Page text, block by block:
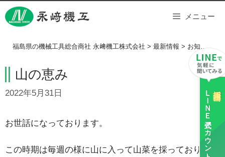
Skip
to
ＬＩＮＥ
公式アカウント
メニュー
福島県の機械工具総合商社 永﨑機工株式会社 > 最新情報 > お知らせ >
山の恵み
2022年5月31日
お世話になっております。
この時期は毎週の様に山に入って山菜を採っておりま